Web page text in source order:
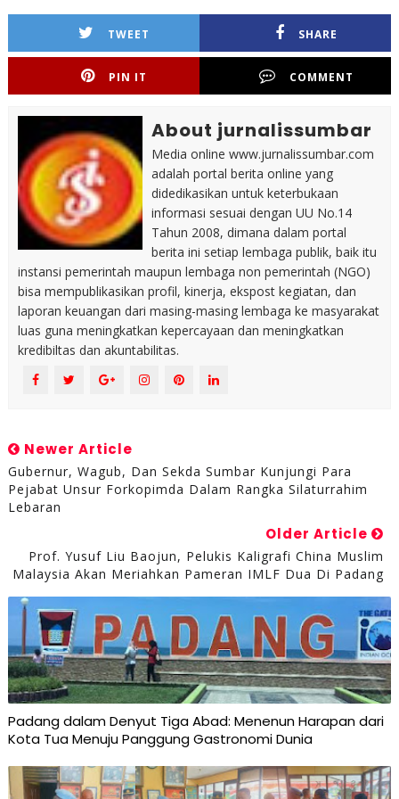
TWEET SHARE
PIN IT COMMENT
About jurnalissumbar
Media online www.jurnalissumbar.com
adalah portal berita online yang
didedikasikan untuk keterbukaan
informasi sesuai dengan UU No.14
Tahun 2008, dimana dalam portal
berita ini setiap lembaga publik, baik itu
instansi pemerintah maupun lembaga non pemerintah (NGO)
bisa mempublikasikan profil, kinerja, ekspost kegiatan, dan
laporan keuangan dari masing-masing lembaga ke masyarakat
luas guna meningkatkan kepercayaan dan meningkatkan
kredibiltas dan akuntabilitas.
Newer Article
Gubernur, Wagub, Dan Sekda Sumbar Kunjungi Para
Pejabat Unsur Forkopimda Dalam Rangka Silaturrahim
Lebaran
Older Article
Prof. Yusuf Liu Baojun, Pelukis Kaligrafi China Muslim
Malaysia Akan Meriahkan Pameran IMLF Dua Di Padang
Padang dalam Denyut Tiga Abad: Menenun Harapan dari
Kota Tua Menuju Panggung Gastronomi Dunia